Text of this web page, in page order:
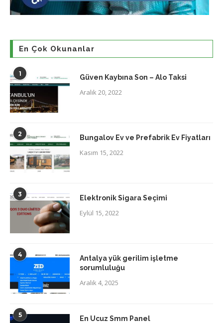
En Çok Okunanlar
1 Güven Kaybına Son – Alo Taksi
Aralık 20, 2022
2 Bungalov Ev ve Prefabrik Ev Fiyatları
Kasım 15, 2022
3 Elektronik Sigara Seçimi
Eylül 15, 2022
4
Antalya yük gerilim işletme
sorumluluğu
Aralık 4, 2025
5 En Ucuz Smm Panel